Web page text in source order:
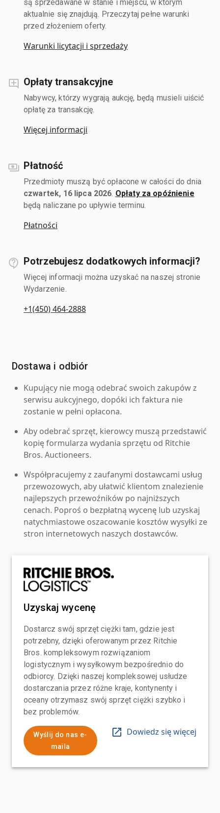
są sprzedawane w stanie i miejscu, w którym
aktualnie się znajdują. Przeczytaj pełne warunki
przed złożeniem oferty.
Warunki licytacji i sprzedaży
Opłaty transakcyjne
Nabywcy, którzy wygrają aukcję, będą musieli uiścić
opłatę za transakcję.
Więcej informacji
Płatność
Przedmioty muszą być opłacone w całości do dnia
czwartek, 16 lipca 2026 Opłaty za opóźnienie
będą naliczane po upływie terminu.
Płatności
Potrzebujesz dodatkowych informacji?
Więcej informacji można uzyskać na naszej stronie
Wydarzenie.
+1(450) 464-2888
Dostawa i odbiór
Kupujący nie mogą odebrać swoich zakupów z
serwisu aukcyjnego, dopóki ich faktura nie
zostanie w pełni opłacona.
Aby odebrać sprzęt, kierowcy muszą przedstawić
kopię formularza wydania sprzętu od Ritchie
Bros. Auctioneers.
Współpracujemy z zaufanymi dostawcami usług
przewozowych, aby ułatwić klientom znalezienie
najlepszych przewoźników po najniższych
cenach. Poproś o bezpłatną wycenę lub uzyskaj
natychmiastowe oszacowanie kosztów wysyłki ze
stron internetowych naszych dostawców.
Uzyskaj wycenę
Dostarcz swój sprzęt ciężki tam, gdzie jest
potrzebny, dzięki oferowanym przez Ritchie
Bros. kompleksowym rozwiązaniom
logistycznym i wysyłkowym bezpośrednio do
odbiorcy. Dzięki naszej kompleksowej usłudze
dostarczania przez różne kraje, kontynenty i
oceany otrzymasz swój sprzęt ciężki szybko i
bez problemów.
Wyślij do nas e-
maila
Dowiedz się więcej